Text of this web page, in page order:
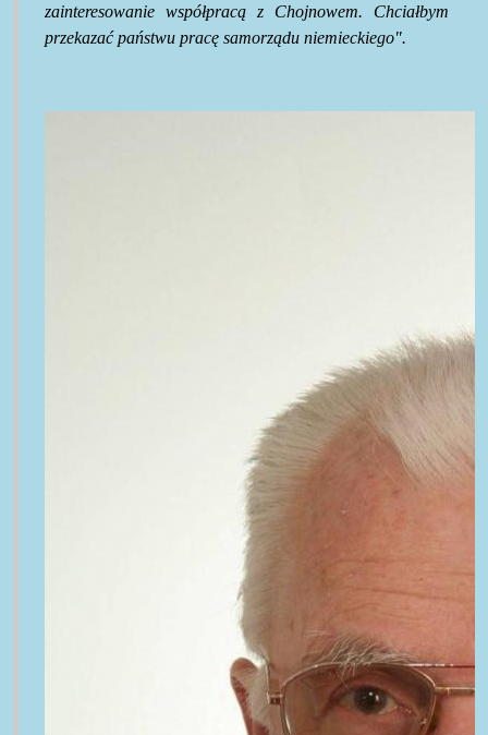
zainteresowanie współpracą z Chojnowem. Chciałbym
przekazać państwu pracę samorządu niemieckiego".